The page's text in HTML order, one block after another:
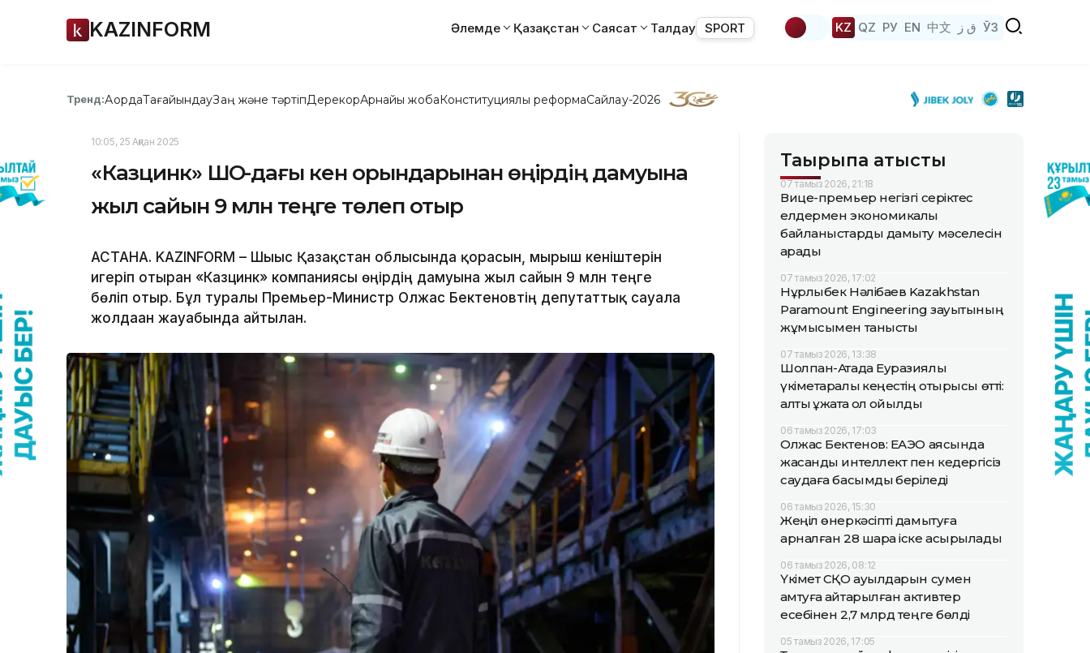
KAZINFORM Әлемде Қазақстан Саясат Талдау SPORT KZ QZ РУ EN 中文 ق ز ЎЗ
Тренд:АқордаТағайындауЗаң және тәртіпДерекқорАрнайы жобаКонституциялық реформаСайлау-2026
10:05, 25 Ақпан 2025
«Казцинк» ШҚО-дағы кен орындарынан өңірдің дамуына
жыл сайын 9 млн теңге төлеп отыр
АСТАНА. KAZINFORM – Шығыс Қазақстан облысында қорғасын, мырыш кеніштерін
игеріп отырған «Казцинк» компаниясы өңірдің дамуына жыл сайын 9 млн теңге
бөліп отыр. Бұл туралы Премьер-Министр Олжас Бектеновтің депутаттық сауалға
жолдаған жауабында айтылған.
Тақырыпқа қатысты
07 тамыз 2026, 21:18
Вице-премьер негізгі серіктес
елдермен экономикалық
байланыстарды дамыту мәселесін
қарады
07 тамыз 2026, 17:02
Нұрлыбек Нәлібаев Kazakhstan
Paramount Engineering зауытының
жұмысымен танысты
07 тамыз 2026, 13:38
Шолпан-Атада Еуразиялық
үкіметаралық кеңестің отырысы өтті:
алты құжатқа қол қойылды
06 тамыз 2026, 17:03
Олжас Бектенов: ЕАЭО аясында
жасанды интеллект пен кедергісіз
саудаға басымдық беріледі
06 тамыз 2026, 15:30
Жеңіл өнеркәсіпті дамытуға
арналған 28 шара іске асырылады
06 тамыз 2026, 08:12
Үкімет СҚО ауылдарын сумен
қамтуға қайтарылған активтер
есебінен 2,7 млрд теңге бөлді
05 тамыз 2026, 17:05